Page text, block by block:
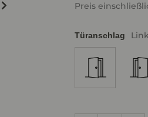
Preis
Türanschlag